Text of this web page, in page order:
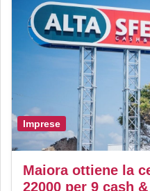
Imprese
Maiora ottiene la
22000 per 9 cash